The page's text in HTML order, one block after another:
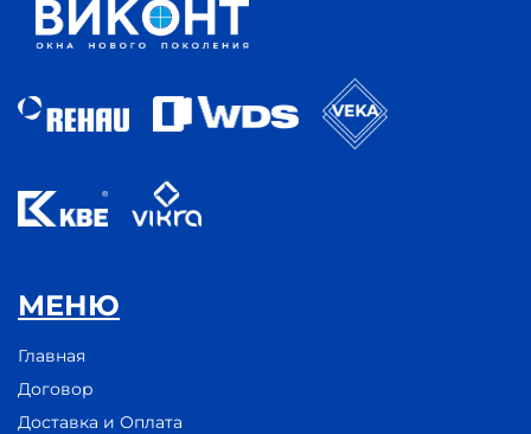
МЕНЮ
Главная
Договор
Доставка и Оплата